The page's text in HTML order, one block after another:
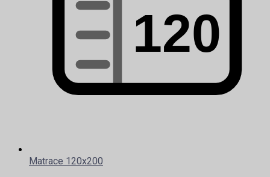
Matrace 120x200